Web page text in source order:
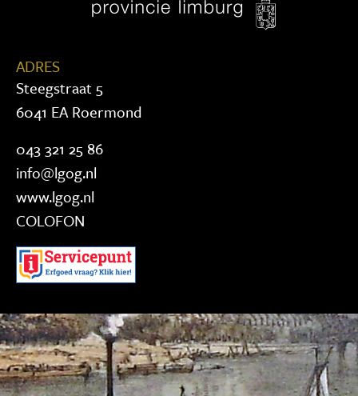
ADRES
Steegstraat 5
6041 EA Roermond
043 321 25 86
info@lgog.nl
www.lgog.nl
COLOFON